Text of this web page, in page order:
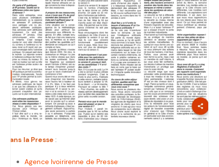
Dans la Presse:
Agence Ivoirirenne de Presse